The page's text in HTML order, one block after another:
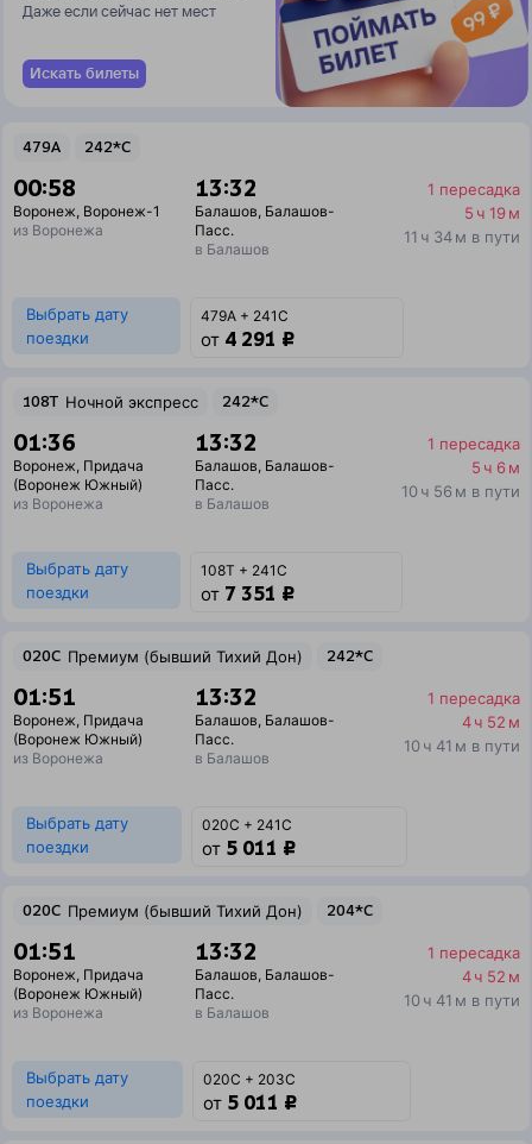
Даже если сейчас нет мест
Искать билеты
479А 242*С
00:58
Воронеж, Воронеж-1
из Воронежа
13:32
Балашов, Балашов-
Пасс.
в Балашов
1 пересадка
5 ч 19 м
11 ч 34 м в пути
Выбрать дату
поездки
479А + 241С
от 4 291 ₽
108Т Ночной экспресс 242*С
01:36
Воронеж, Придача
(Воронеж Южный)
из Воронежа
13:32
Балашов, Балашов-
Пасс.
в Балашов
1 пересадка
5 ч 6 м
10 ч 56 м в пути
Выбрать дату
поездки
108Т + 241С
от 7 351 ₽
020С Премиум (бывший Тихий Дон) 242*С
01:51
Воронеж, Придача
(Воронеж Южный)
из Воронежа
13:32
Балашов, Балашов-
Пасс.
в Балашов
1 пересадка
4 ч 52 м
10 ч 41 м в пути
Выбрать дату
поездки
020С + 241С
от 5 011 ₽
020С Премиум (бывший Тихий Дон) 204*С
01:51
Воронеж, Придача
(Воронеж Южный)
из Воронежа
13:32
Балашов, Балашов-
Пасс.
в Балашов
1 пересадка
4 ч 52 м
10 ч 41 м в пути
Выбрать дату
поездки
020С + 203С
от 5 011 ₽